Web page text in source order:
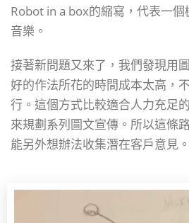
Robot in a box的縮寫，代表一
音樂。
接著新問題又來了，我們發現用
好的作法所花的時間成本太高，
行。這個方式比較適合人力充足
來規劃系列圖文宣傳。 所以這條
能另外想辦法收集潛在客戶意見。